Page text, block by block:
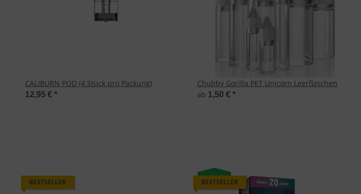
CALIBURN POD (4 Stück pro Packung)
12,95 € *
Chubby Gorilla PET Unicorn Leerflaschen
ab 1,50 € *
BESTSELLER BESTSELLER